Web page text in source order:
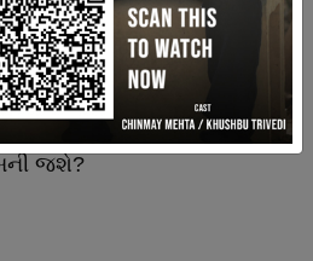
જીવન બની જશે,
જશે.
જવાનો છે ખાલી હાથ,ધનવાન
જશે?